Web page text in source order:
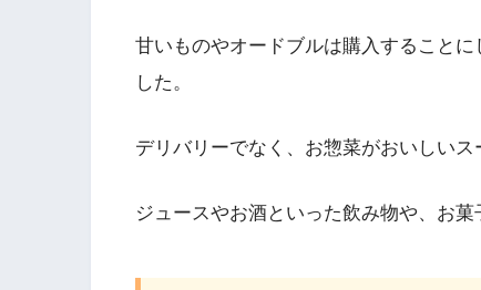
甘いものやオードブルは購入すること
した。
デリバリーでなく、お惣菜がおいしいス
ジュースやお酒といった飲み物や、お菓